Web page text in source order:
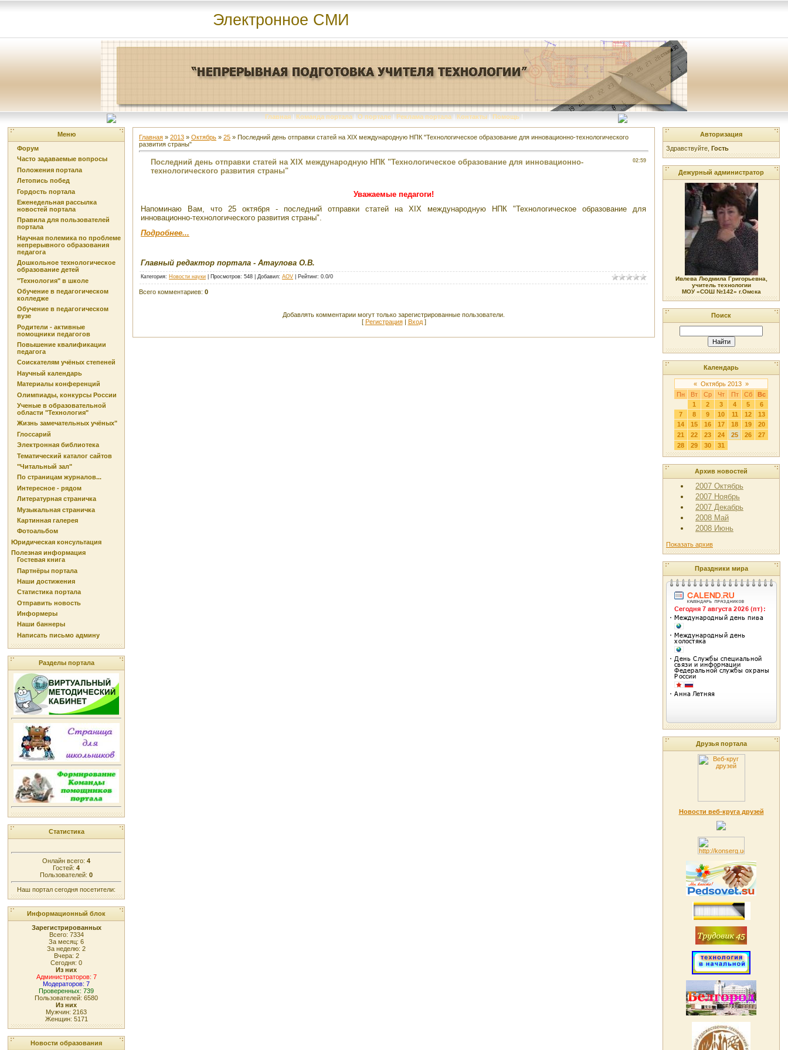
Электронное СМИ
Главная | Команда портала | О портале | Реклама портала | Контакты | Помощь |
Меню
Форум
Часто задаваемые вопросы
Положения портала
Летопись побед
Гордость портала
Еженедельная рассылка
новостей портала
Правила для пользователей
портала
Научная полемика по проблеме
непрерывного образования
педагога
Дошкольное технологическое
образование детей
"Технология" в школе
Обучение в педагогическом
колледже
Обучение в педагогическом
вузе
Родители - активные
помощники педагогов
Повышение квалификации
педагога
Соискателям учёных степеней
Научный календарь
Материалы конференций
Олимпиады, конкурсы России
Ученые в образовательной
области "Технология"
Жизнь замечательных учёных"
Глоссарий
Электронная библиотека
Тематический каталог сайтов
"Читальный зал"
По страницам журналов...
Интересное - рядом
Литературная страничка
Музыкальная страничка
Картинная галерея
Фотоальбом
Юридическая консультация
Полезная информация
Гостевая книга
Партнёры портала
Наши достижения
Статистика портала
Отправить новость
Информеры
Наши баннеры
Написать письмо админу
Разделы портала
Статистика
Онлайн всего: 4
Гостей: 4
Пользователей: 0
Наш портал сегодня посетители:
Информационный блок
Зарегистрированных
Всего: 7334
За месяц: 6
За неделю: 2
Вчера: 2
Сегодня: 0
Из них
Администраторов: 7
Модераторов: 7
Проверенных: 739
Пользователей: 6580
Из них
Мужчин: 2163
Женщин: 5171
Новости образования
Главная » 2013 » Октябрь » 25 » Последний день отправки статей на XIX международную НПК "Технологическое образование для инновационно-технологического
развития страны"
02:59
Последний день отправки статей на XIX международную НПК "Технологическое образование для инновационно-
технологического развития страны"
Уважаемые педагоги!
Напоминаю Вам, что 25 октября - последний отправки статей на XIX международную НПК "Технологическое образование для
инновационно-технологического развития страны".
Подробнее...
Главный редактор портала - Атаулова О.В.
Категория: Новости науки Просмотров: 548 | Добавил: AOV Рейтинг: 0.0/0
Всего комментариев: 0
Добавлять комментарии могут только зарегистрированные пользователи.
[ Регистрация| Вход]
Авторизация
Здравствуйте, Гость
Дежурный администратор
Ивлева Людмила Григорьевна,
учитель технологии
МОУ «СОШ №142» г.Омска
Поиск
Календарь
« Октябрь 2013 »
Пн
Вт Ср Чт Пт Сб
Вс
1
2 3 4 5
6
7
8 9 10 11 12
13
14
15 16 17 18 19
20
21
22 23 24 25 26
27
28
29 30 31
Архив новостей
2007 Октябрь
2007 Ноябрь
2007 Декабрь
2008 Май
2008 Июнь
Показать архив
Праздники мира
Друзья портала
Новости веб-круга друзей